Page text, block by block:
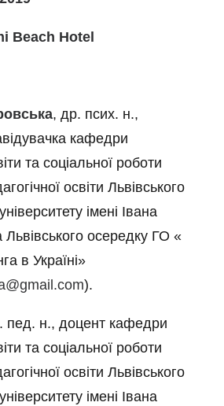
Beach Hotel
, др. псих. н.,
кафедри
та соціальної роботи
освіти Львівського
імені Івана
осередку ГО «
в Україні»
).
пед. н., доцент кафедри
та соціальної роботи
освіти Львівського
імені Івана